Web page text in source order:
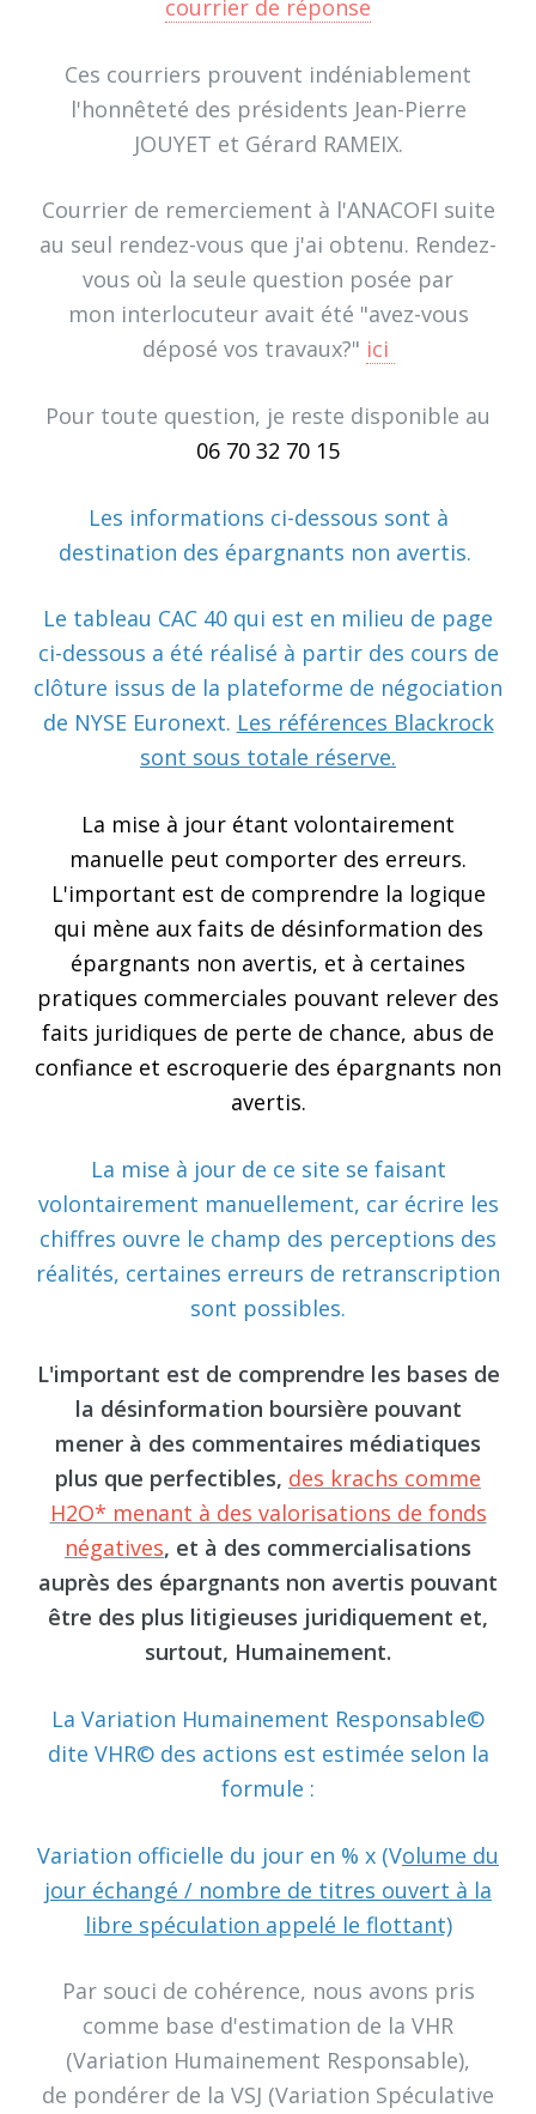
courrier de réponse
Ces courriers prouvent indéniablement
l'honnêteté des présidents Jean-Pierre
JOUYET et Gérard RAMEIX.
Courrier de remerciement à l'ANACOFI suite
au seul rendez-vous que j'ai obtenu. Rendez-
vous où la seule question posée par
mon interlocuteur avait été "avez-vous
déposé vos travaux?" ici
Pour toute question, je reste disponible au
06 70 32 70 15
Les informations ci-dessous sont à
destination des épargnants non avertis.
Le tableau CAC 40 qui est en milieu de page
ci-dessous a été réalisé à partir des cours de
clôture issus de la plateforme de négociation
de NYSE Euronext. Les références Blackrock
sont sous totale réserve.
La mise à jour étant volontairement
manuelle peut comporter des erreurs.
L'important est de comprendre la logique
qui mène aux faits de désinformation des
épargnants non avertis, et à certaines
pratiques commerciales pouvant relever des
faits juridiques de perte de chance, abus de
confiance et escroquerie des épargnants non
avertis.
La mise à jour de ce site se faisant
volontairement manuellement, car écrire les
chiffres ouvre le champ des perceptions des
réalités, certaines erreurs de retranscription
sont possibles.
L'important est de comprendre les bases de
la désinformation boursière pouvant
mener à des commentaires médiatiques
plus que perfectibles, des krachs comme
H2O* menant à des valorisations de fonds
négatives, et à des commercialisations
auprès des épargnants non avertis pouvant
être des plus litigieuses juridiquement et,
surtout, Humainement.
La Variation Humainement Responsable©
dite VHR© des actions est estimée selon la
formule :
Variation officielle du jour en % x (Volume du
jour échangé / nombre de titres ouvert à la
libre spéculation appelé le flottant)
Par souci de cohérence, nous avons pris
comme base d'estimation de la VHR
(Variation Humainement Responsable),
de pondérer de la VSJ (Variation Spéculative